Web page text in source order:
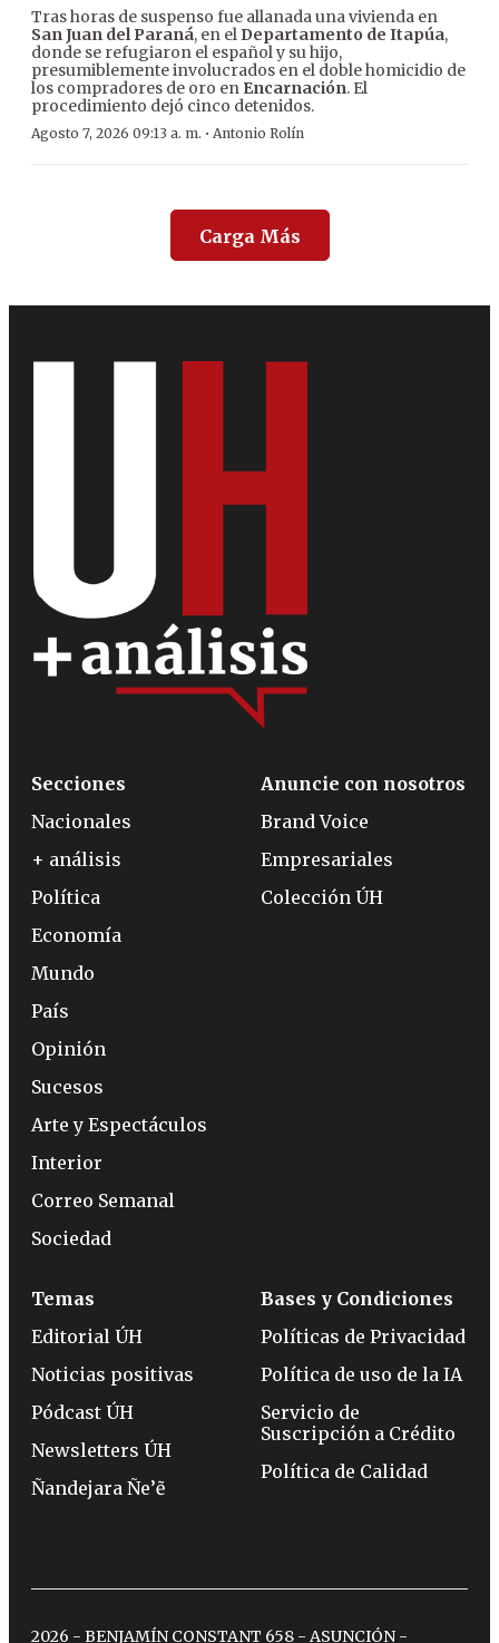
Tras horas de suspenso fue allanada una vivienda en
San Juan del Paraná, en el Departamento de Itapúa,
donde se refugiaron el español y su hijo,
presumiblemente involucrados en el doble homicidio de
los compradores de oro en Encarnación. El
procedimiento dejó cinco detenidos.
Agosto 7, 2026 09:13 a. m. · Antonio Rolín
Carga Más
Secciones
Nacionales
+ análisis
Política
Economía
Mundo
País
Opinión
Sucesos
Arte y Espectáculos
Interior
Correo Semanal
Sociedad
Anuncie con nosotros
Brand Voice
Empresariales
Colección ÚH
Temas
Editorial ÚH
Noticias positivas
Pódcast ÚH
Newsletters ÚH
Ñandejara Ñe’ẽ
Bases y Condiciones
Políticas de Privacidad
Política de uso de la IA
Servicio de
Suscripción a Crédito
Política de Calidad
2026 - BENJAMÍN CONSTANT 658 - ASUNCIÓN -